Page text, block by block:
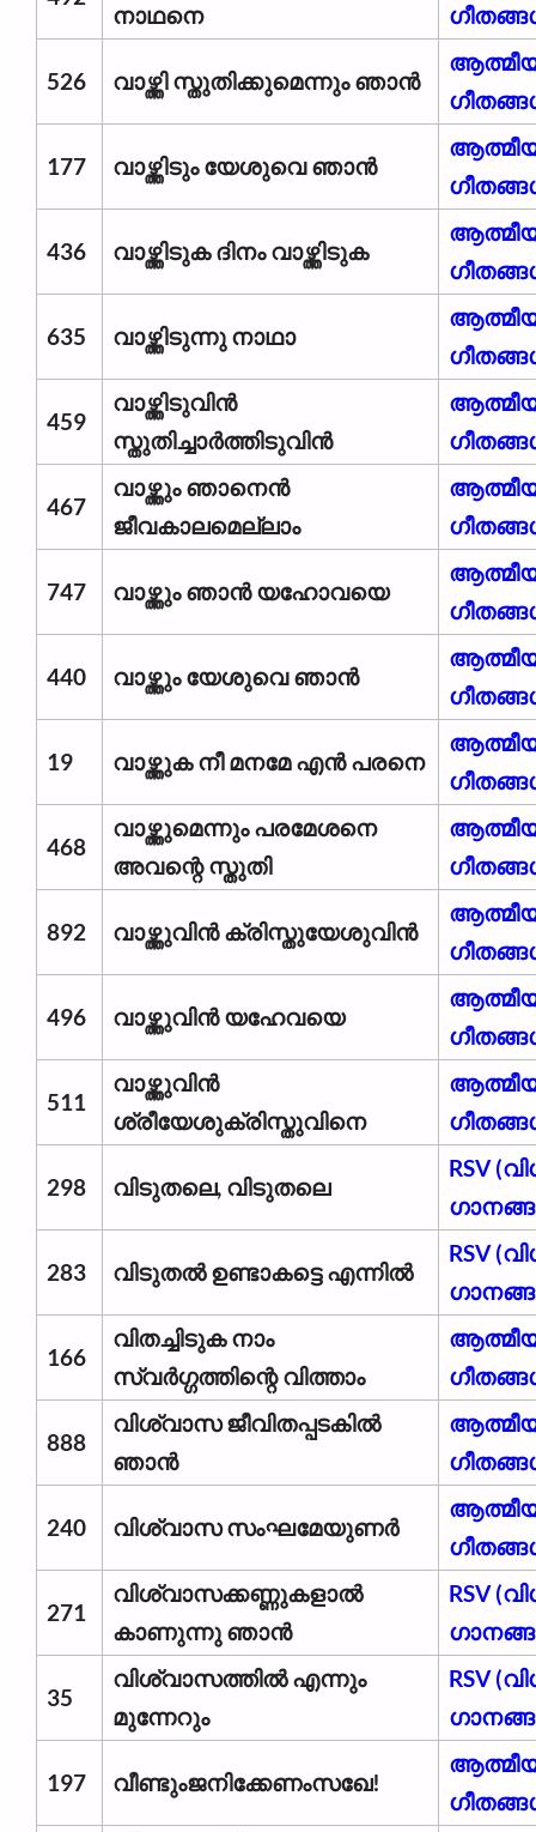
നാഥനെ
526 വാഴ്ത്തി സ്തുതിക്കുമെന്നും ഞാൻ
177 വാഴ്ത്തിടും യേശുവെ ഞാൻ
436 വാഴ്ത്തിടുക ദിനം വാഴ്ത്തിടുക
635 വാഴ്ത്തിടുന്നു നാഥാ
459
വാഴ്ത്തിടുവിൻ
സ്തുതിച്ചാർത്തിടുവിൻ
467
വാഴ്ത്തും ഞാനെൻ
ജീവകാലമെല്ലാം
747 വാഴ്ത്തും ഞാൻ യഹോവയെ
440 വാഴ്ത്തും യേശുവെ ഞാൻ
19 വാഴ്ത്തുക നീ മനമേ എൻ പരനെ
468
വാഴ്ത്തുമെന്നും പരമേശനെ
അവന്റെ സ്തുതി
892 വാഴ്ത്തുവിൻ ക്രിസ്തുയേശുവിൻ
496 വാഴ്ത്തുവിൻ യഹേവയെ
511
വാഴ്ത്തുവിൻ
ശ്രീയേശുക്രിസ്തുവിനെ
298 വിടുതലെ, വിടുതലെ
RSV
283 വിടുതല്‍ ഉണ്ടാകട്ടെ എന്നില്‍
RSV
166
വിതച്ചിടുക നാം
സ്വർഗ്ഗത്തിന്റെ വിത്താം
888
വിശ്വാസ ജീവിതപ്പടകിൽ
ഞാൻ
240 വിശ്വാസ സംഘമേയുണർ
271
വിശ്വാസക്കണ്ണുകളാല്‍
കാണുന്നു ഞാന്‍
RSV
35
വിശ്വാസത്തില്‍ എന്നും
മുന്നേറും
RSV
197 വീണ്ടുംജനിക്കേണംസഖേ!